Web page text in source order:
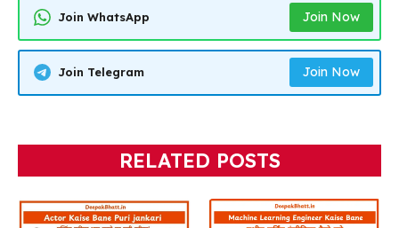
Join WhatsApp Join Now
Join Telegram Join Now
RELATED POSTS